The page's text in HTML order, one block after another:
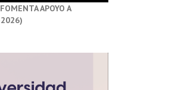
APOYO A
2026)